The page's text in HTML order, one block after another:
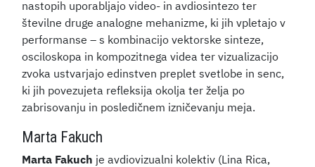
nastopih uporabljajo video- in avdiosintezo ter
številne druge analogne mehanizme, ki jih vpletajo v
performanse – s kombinacijo vektorske sinteze,
osciloskopa in kompozitnega videa ter vizualizacijo
zvoka ustvarjajo edinstven preplet svetlobe in senc,
ki jih povezujeta refleksija okolja ter želja po
zabrisovanju in posledičnem izničevanju meja.
Marta Fakuch
Marta Fakuch je avdiovizualni kolektiv (Lina Rica,